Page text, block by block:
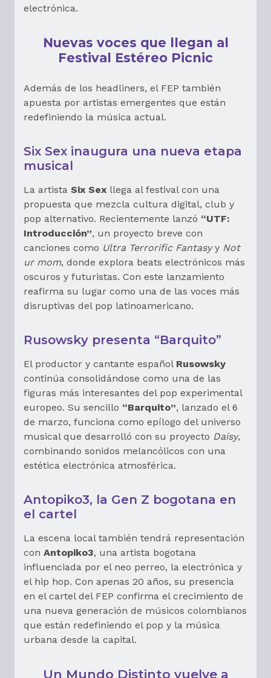
electrónica.
Nuevas voces que llegan al
Festival Estéreo Picnic
Además de los headliners, el FEP también
apuesta por artistas emergentes que están
redefiniendo la música actual.
Six Sex inaugura una nueva etapa
musical
La artista Six Sex llega al festival con una
propuesta que mezcla cultura digital, club y
pop alternativo. Recientemente lanzó “UTF:
Introducción”, un proyecto breve con
canciones como Ultra Terrorific Fantasyy Not
ur mom, donde explora beats electrónicos más
oscuros y futuristas. Con este lanzamiento
reafirma su lugar como una de las voces más
disruptivas del pop latinoamericano.
Rusowsky presenta “Barquito”
El productor y cantante español Rusowsky
continúa consolidándose como una de las
figuras más interesantes del pop experimental
europeo. Su sencillo “Barquito”, lanzado el 6
de marzo, funciona como epílogo del universo
musical que desarrolló con su proyecto Daisy,
combinando sonidos melancólicos con una
estética electrónica atmosférica.
Antopiko3, la Gen Z bogotana en
el cartel
La escena local también tendrá representación
con Antopiko3, una artista bogotana
influenciada por el neo perreo, la electrónica y
el hip hop. Con apenas 20 años, su presencia
en el cartel del FEP confirma el crecimiento de
una nueva generación de músicos colombianos
que están redefiniendo el pop y la música
urbana desde la capital.
Un Mundo Distinto vuelve a